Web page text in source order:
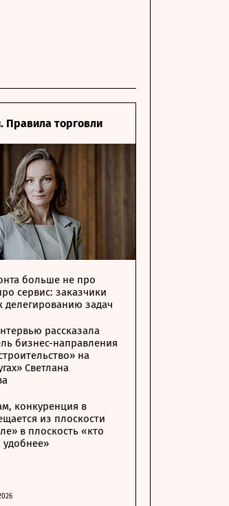
Правила торговли
больше не про
сервис: заказчики
делегированию задач
рассказала
бизнес-направления
на
Светлана
конкуренция в
из плоскости
в плоскость «кто